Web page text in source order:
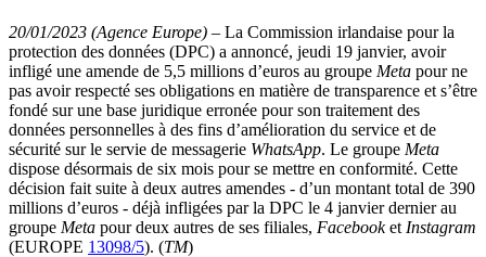
20/01/2023 (Agence Europe) – La Commission irlandaise pour la
protection des données (DPC) a annoncé, jeudi 19 janvier, avoir
infligé une amende de 5,5 millions d’euros au groupe Meta pour ne
pas avoir respecté ses obligations en matière de transparence et s’être
fondé sur une base juridique erronée pour son traitement des
données personnelles à des fins d’amélioration du service et de
sécurité sur le servie de messagerie WhatsApp. Le groupe Meta
dispose désormais de six mois pour se mettre en conformité. Cette
décision fait suite à deux autres amendes - d’un montant total de 390
millions d’euros - déjà infligées par la DPC le 4 janvier dernier au
groupe Meta pour deux autres de ses filiales, Facebooket Instagram
(EUROPE 13098/5). (TM)